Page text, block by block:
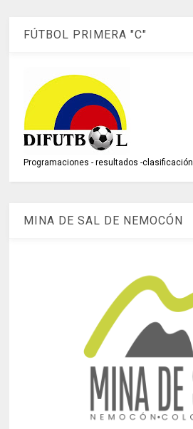
FÚTBOL PRIMERA "C"
Programaciones - resultados -clasificación
MINA DE SAL DE NEMOCÓN